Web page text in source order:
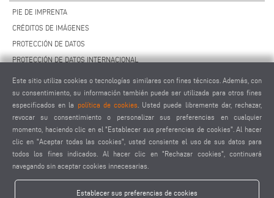
PIE DE IMPRENTA
CRÉDITOS DE IMÁGENES
PROTECCIÓN DE DATOS
PROTECCIÓN DE DATOS INTERNACIONAL
CONTRATO DE MANTENIMIENTO REMOTO
AJUSTES DE COOKIES
CÓDIGO DE CONDUCTA PARA PROVEEDORES
Este sitio utiliza cookies o tecnologías similares con fines técnicos. Además, con
su consentimiento, su información también puede ser utilizada para otros fines
especificados en la
política de cookies . Usted puede libremente dar, rechazar,
revocar su consentimiento o personalizar sus preferencias en cualquier
momento, haciendo clic en el "Establecer sus preferencias de cookies". Al hacer
clic en "Aceptar todas las cookies", usted consiente el uso de sus datos para
todos los fines indicados. Al hacer clic en "Rechazar cookies", continuará
navegando sin aceptar cookies innecesarias.
Establecer sus preferencias de cookies